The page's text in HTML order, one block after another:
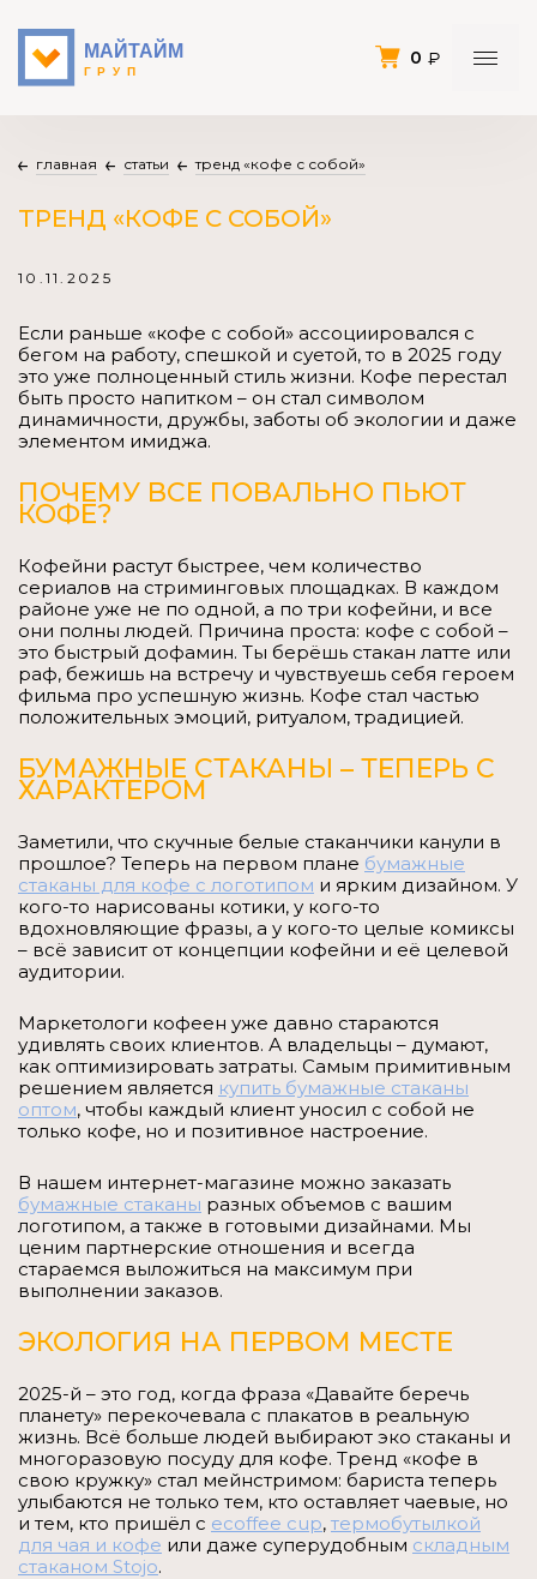
0
главная статьи тренд «кофе с собой»
ТРЕНД «КОФЕ С СОБОЙ»
10.11.2025
Если раньше «кофе с собой» ассоциировался с
бегом на работу, спешкой и суетой, то в 2025 году
это уже полноценный стиль жизни. Кофе перестал
быть просто напитком – он стал символом
динамичности, дружбы, заботы об экологии и даже
элементом имиджа.
ПОЧЕМУ ВСЕ ПОВАЛЬНО ПЬЮТ
КОФЕ?
Кофейни растут быстрее, чем количество
сериалов на стриминговых площадках. В каждом
районе уже не по одной, а по три кофейни, и все
они полны людей. Причина проста: кофе с собой –
это быстрый дофамин. Ты берёшь стакан латте или
раф, бежишь на встречу и чувствуешь себя героем
фильма про успешную жизнь. Кофе стал частью
положительных эмоций, ритуалом, традицией.
БУМАЖНЫЕ СТАКАНЫ – ТЕПЕРЬ С
ХАРАКТЕРОМ
Заметили, что скучные белые стаканчики канули в
прошлое? Теперь на первом плане бумажные
стаканы для кофе с логотипом и ярким дизайном. У
кого-то нарисованы котики, у кого-то
вдохновляющие фразы, а у кого-то целые комиксы
– всё зависит от концепции кофейни и её целевой
аудитории.
Маркетологи кофеен уже давно стараются
удивлять своих клиентов. А владельцы – думают,
как оптимизировать затраты. Самым примитивным
решением является купить бумажные стаканы
оптом, чтобы каждый клиент уносил с собой не
только кофе, но и позитивное настроение.
В нашем интернет-магазине можно заказать
бумажные стаканы разных объемов с вашим
логотипом, а также в готовыми дизайнами. Мы
ценим партнерские отношения и всегда
стараемся выложиться на максимум при
выполнении заказов.
ЭКОЛОГИЯ НА ПЕРВОМ МЕСТЕ
2025-й – это год, когда фраза «Давайте беречь
планету» перекочевала с плакатов в реальную
жизнь. Всё больше людей выбирают эко стаканы и
многоразовую посуду для кофе. Тренд «кофе в
свою кружку» стал мейнстримом: бариста теперь
улыбаются не только тем, кто оставляет чаевые, но
и тем, кто пришёл с ecoffee cup, термобутылкой
для чая и кофе или даже суперудобным складным
стаканом Stojo.